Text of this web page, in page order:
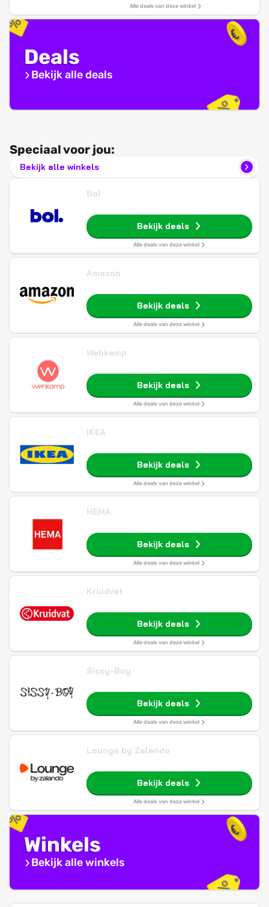
Alle deals van deze winkel
Deals
Bekijk alle deals
Speciaal voor jou:
Bekijk alle winkels
Bol
Bekijk deals
Alle deals van deze winkel
Amazon
Bekijk deals
Alle deals van deze winkel
Wehkamp
Bekijk deals
Alle deals van deze winkel
IKEA
Bekijk deals
Alle deals van deze winkel
HEMA
Bekijk deals
Alle deals van deze winkel
Kruidvat
Bekijk deals
Alle deals van deze winkel
Sissy-Boy
Bekijk deals
Alle deals van deze winkel
Lounge by Zalando
Bekijk deals
Alle deals van deze winkel
Winkels
Bekijk alle winkels